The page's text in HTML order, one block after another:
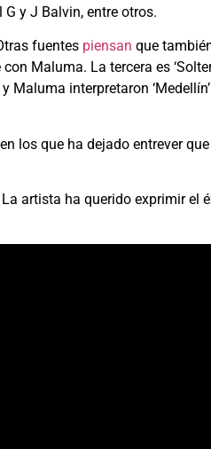
y J Balvin, entre otros.
fuentes piensan que
Maluma. La tercera es
Maluma interpretaron
los que ha dejado entrever
artista ha querido exprimir el